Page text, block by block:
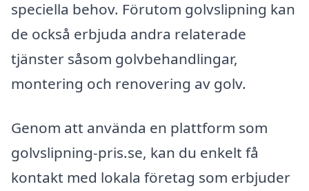
speciella behov. Förutom golvslipning kan
de också erbjuda andra relaterade
tjänster såsom golvbehandlingar,
montering och renovering av golv.
Genom att använda en plattform som
golvslipning-pris.se, kan du enkelt få
kontakt med lokala företag som erbjuder